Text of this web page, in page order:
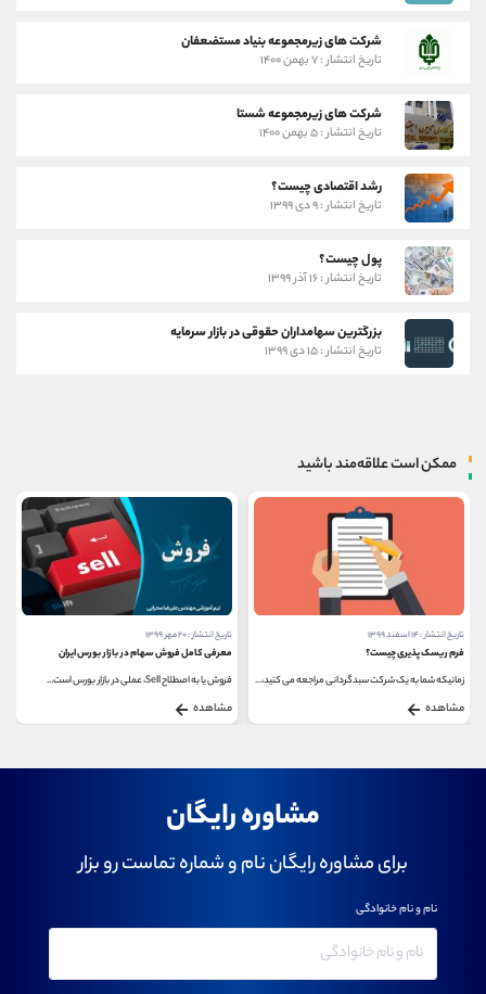
شرکت های زیرمجموعه بنیاد مستضعفان
تاریخ انتشار : ۷ بهمن ۱۴۰۰
شرکت های زیرمجموعه شستا
تاریخ انتشار : ۵ بهمن ۱۴۰۰
رشد اقتصادی چیست؟
تاریخ انتشار : ۹ دی ۱۳۹۹
پول چیست؟
تاریخ انتشار : ۱۶ آذر ۱۳۹۹
بزرگترین سهامداران حقوقی در بازار سرمایه
تاریخ انتشار : ۱۵ دی ۱۳۹۹
ممکن است علاقه‌مند باشید
تاریخ انتشار : ۱۴ اسفند ۱۳۹۹
فرم ریسک پذیری چیست؟
زمانیکه شما به یک شرکت سبدگردانی مراجعه می کنید،...
مشاهده
تاریخ انتشار : ۲۰ مهر ۱۳۹۹
معرفی کامل فروش سهام در بازار بورس ایران
فروش یا به اصطلاح Sell، عملی در بازار بورس است...
مشاهده
مشاوره رایگان
برای مشاوره رایگان نام و شماره تماست رو بزار
نام و نام خانوادگی